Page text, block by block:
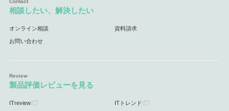
相談したい、解決したい
オンライン相談 資料請求
お問い合わせ
製品評価レビューを見る
ITreview ITトレンド